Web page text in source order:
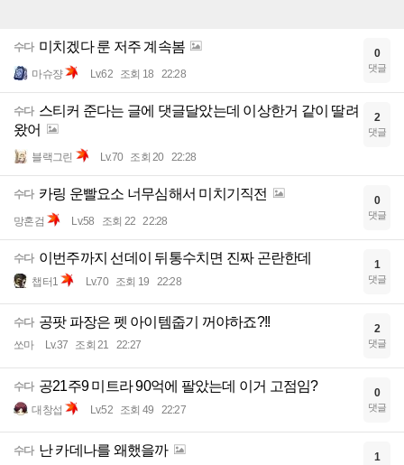
수다 미치겠다 룬 저주 계속봄
마슈쟝 Lv.62 조회 18 22:28
0
댓글
수다 스티커 준다는 글에 댓글달았는데 이상한거 같이 딸려
왔어
블랙그린 Lv.70 조회 20 22:28
2
댓글
수다 카링 운빨요소 너무심해서 미치기직전
망혼검 Lv.58 조회 22 22:28
0
댓글
수다 이번주까지 선데이 뒤통수치면 진짜 곤란한데
챕터1 Lv.70 조회 19 22:28
1
댓글
수다 공팟 파장은 펫 아이템줍기 꺼야하죠?!!
쏘마 Lv.37 조회 21 22:27
2
댓글
수다 공21주9 미트라 90억에 팔았는데 이거 고점임?
대창섭 Lv.52 조회 49 22:27
0
댓글
수다 난 카데나를 왜했을까 1